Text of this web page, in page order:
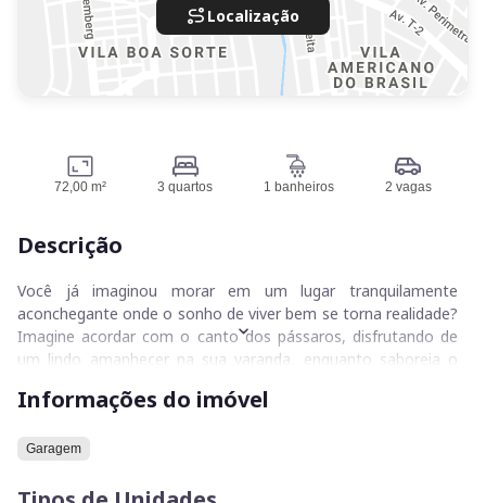
Localização
72,00 m² 3 quartos 1 banheiros 2 vagas
Descrição
Você já imaginou morar em um lugar tranquilamente
aconchegante onde o sonho de viver bem se torna realidade?
Imagine acordar com o canto dos pássaros, disfrutando de
um lindo amanhecer na sua varanda, enquanto saboreia o
momentos únicos de alegria, conforto e satisfação com sua
pleno.
Este apartamento na Vila Jaraguá, em Goiânia, é esse lugar
Informações do imóvel
Garagem